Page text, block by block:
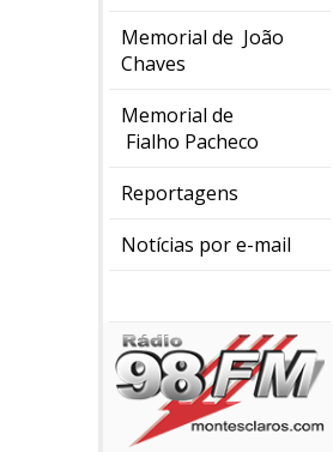
Memorial de João
Chaves
Memorial de
Fialho Pacheco
Reportagens
Notícias por e-mail